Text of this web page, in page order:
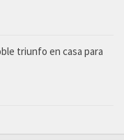
triunfo en casa para